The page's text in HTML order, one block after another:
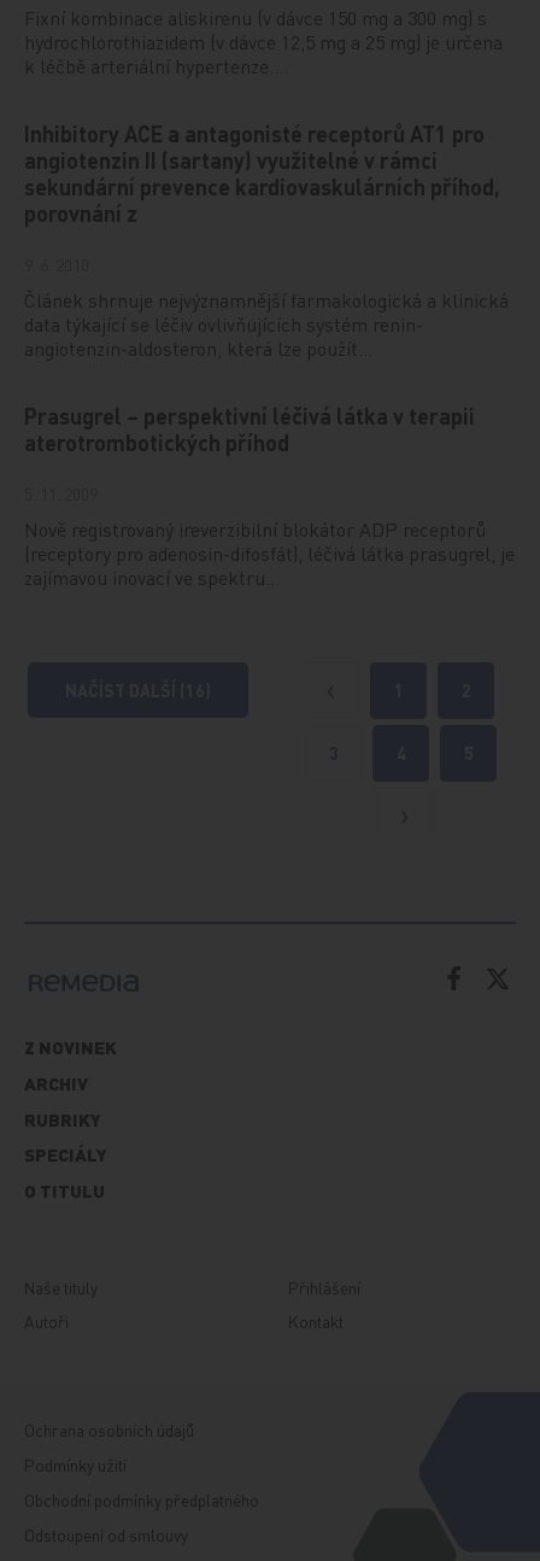
Fixní kombinace aliskirenu (v dávce 150 mg a 300 mg) s
hydrochlorothiazidem (v dávce 12,5 mg a 25 mg) je určena
k léčbě arteriální hypertenze.…
Inhibitory ACE a antagonisté receptorů AT1 pro
angiotenzin II (sartany) využitelné v rámci
sekundární prevence kardiovaskulárních příhod,
porovnání z
Článek shrnuje nejvýznamnější farmakologická a klinická
data týkající se léčiv ovlivňujících systém renin-
angiotenzin-aldosteron, která lze použít…
Prasugrel – perspektivní léčivá látka v terapii
aterotrombotických příhod
Nově registrovaný ireverzibilní blokátor ADP receptorů
(receptory pro adenosin-difosfát), léčivá látka prasugrel, je
zajímavou inovací ve spektru…
Z NOVINEK
ARCHIV
RUBRIKY
SPECIÁLY
O TITULU
Naše tituly
Autoři
Přihlášení
Kontakt
Ochrana osobních údajů
Podmínky užití
Obchodní podmínky předplatného
Odstoupení od smlouvy